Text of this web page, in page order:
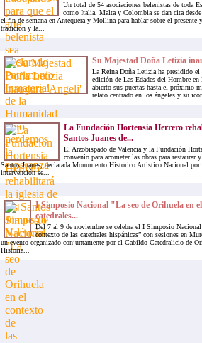
Un total de 54 asociaciones belenistas de toda
como Italia, Malta y Colombia se dan cita
el fin de semana en Antequera y Mollina para hablar sobre el presente
tradición y la...
Su Majestad Doña Letizia
La Reina Doña Letizia ha presidido
edición de Las Edades del Hombre en
abierto sus puertas hasta el próximo
relato centrado en los ángeles y su
La Fundación Hortensia Herrero
Santos Juanes de...
El Arzobispado de Valencia y la Fundación
convenio para acometer las obras para
Santos Juanes, declarada Monumento Histórico Artístico Nacional
intervención se...
I Simposio Nacional "La seo de Orihuela en
catedrales...
Del 7 al 9 de noviembre se celebra el I Simposio
contexto de las catedrales hispánicas” con sesiones en
un evento organizado conjuntamente por el Cabildo Catedralicio de
Historia...